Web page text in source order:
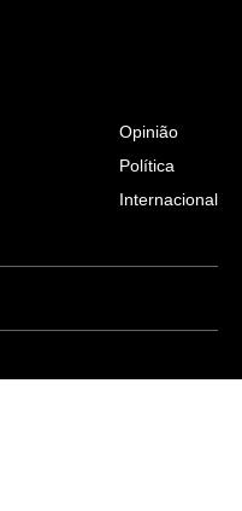
Opinião
Política
Internacional